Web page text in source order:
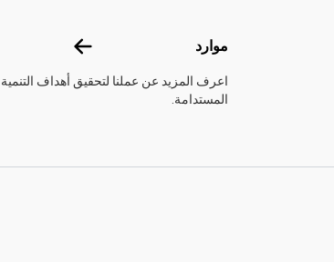
موارد موارد
اعرف المزيد عن عملنا لتحقيق أهداف التنمية
المستدامة.